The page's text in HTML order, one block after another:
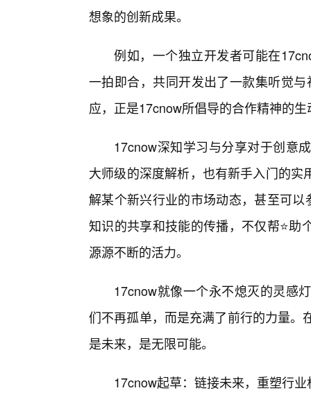
想象的创新成果。
例如，一个独立开发者可能在
一拍即合，共同开发出了一款集听觉
应，正是17cnow所倡导的合作精神的
17cnow深知学习与分享对于创意
大师级的深度解析，也有新手入门的
解某个新兴行业的市场动态，甚至可
知识的共享和技能的传播，不仅帮⭐
源源不断的活力。
17cnow就像一个永不熄灭的灵感
们不再孤单，而是充满了前行的力量。
是未来，是无限可能。
17cnow起草：链接未来，重塑行